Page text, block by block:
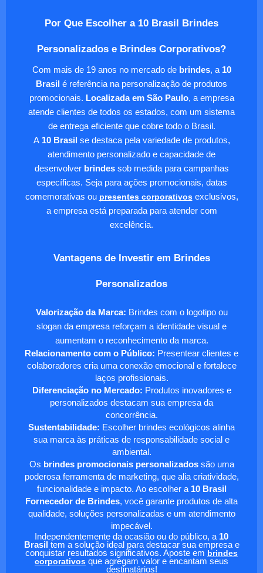
Por Que Escolher a 10 Brasil Brindes
Personalizados e Brindes Corporativos?
Com mais de 19 anos no mercado de brindes, a 10
Brasil é referência na personalização de produtos
promocionais. Localizada em São Paulo, a empresa
atende clientes de todos os estados, com um sistema
de entrega eficiente que cobre todo o Brasil.
A10 Brasil se destaca pela variedade de produtos,
atendimento personalizado e capacidade de
desenvolver brindessob medida para campanhas
específicas. Seja para ações promocionais, datas
comemorativas ou presentes corporativosexclusivos,
a empresa está preparada para atender com
excelência.
Vantagens de Investir em Brindes
Personalizados
Valorização da Marca: Brindes com o logotipo ou
slogan da empresa reforçam a identidade visual e
aumentam o reconhecimento da marca.
Relacionamento com o Público: Presentear clientes e
colaboradores cria uma conexão emocional e fortalece
laços profissionais.
Diferenciação no Mercado: Produtos inovadores e
personalizados destacam sua empresa da
concorrência.
Sustentabilidade: Escolher brindes ecológicos alinha
sua marca às práticas de responsabilidade social e
ambiental.
Os brindes promocionais personalizadossão uma
poderosa ferramenta de marketing, que alia criatividade,
funcionalidade e impacto. Ao escolher a 10 Brasil
Fornecedor de Brindes, você garante produtos de alta
qualidade, soluções personalizadas e um atendimento
impecável.
Independentemente da ocasião ou do público, a 10
Brasil tem a solução ideal para destacar sua empresa e
conquistar resultados significativos. Aposte em brindes
corporativos que agregam valor e encantam seus
destinatários!